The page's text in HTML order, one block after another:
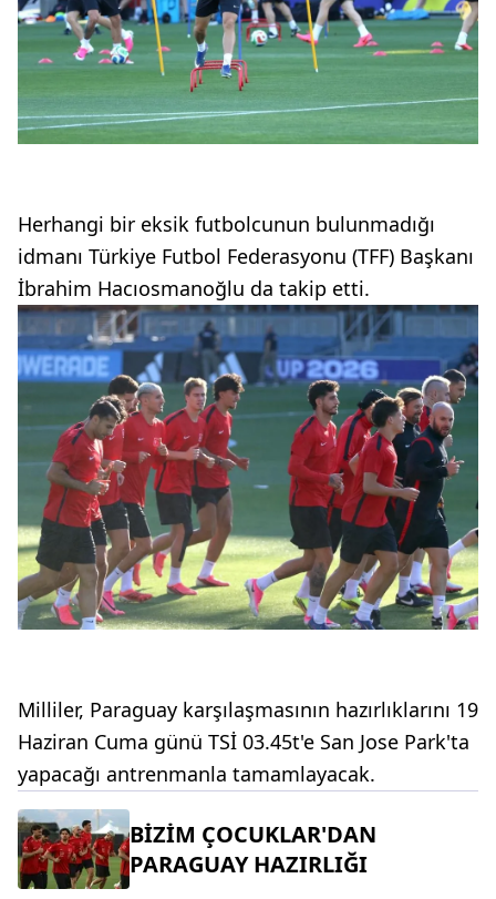
Herhangi bir eksik futbolcunun bulunmadığı
idmanı Türkiye Futbol Federasyonu (TFF) Başkanı
İbrahim Hacıosmanoğlu da takip etti.
Milliler, Paraguay karşılaşmasının hazırlıklarını 19
Haziran Cuma günü TSİ 03.45t'e San Jose Park'ta
yapacağı antrenmanla tamamlayacak.
BİZİM ÇOCUKLAR'DAN
PARAGUAY HAZIRLIĞI